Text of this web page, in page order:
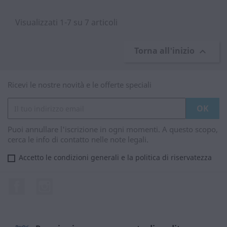
Visualizzati 1-7 su 7 articoli
Torna all'inizio 
Ricevi le nostre novità e le offerte speciali
Puoi annullare l'iscrizione in ogni momenti. A questo scopo,
cerca le info di contatto nelle note legali.
Accetto le condizioni generali e la politica di riservatezza